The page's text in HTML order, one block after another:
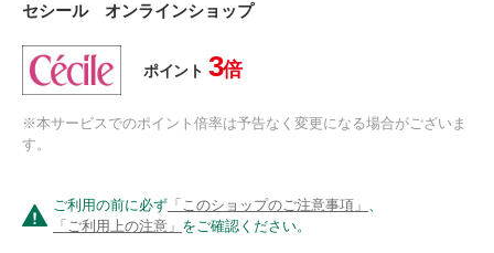
セシール オンラインショップ
ポイント 3倍
※本サービスでのポイント倍率は予告なく変更になる場合がございま
す。
ご利用の前に必ず 「このショップのご注意事項」 、
「ご利用上の注意」 をご確認ください。